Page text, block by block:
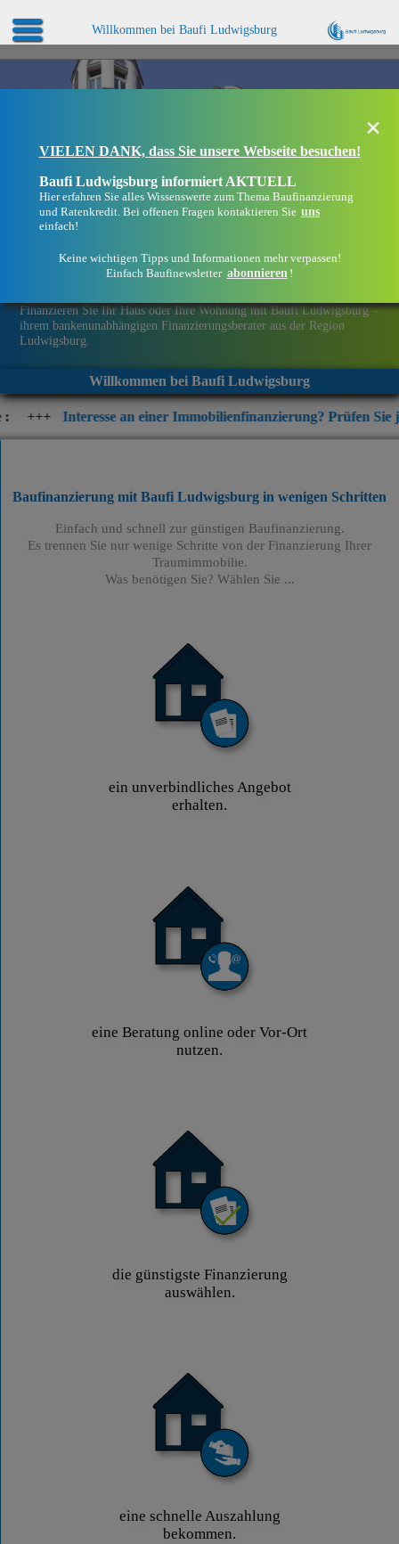
Willkommen bei Baufi Ludwigsburg
Finanzieren Sie Ihr Haus oder Ihre Wohnung mit Baufi Ludwigsburg –
ihrem bankenunabhängigen Finanzierungsberater aus der Region
Ludwigsburg.
Willkommen bei Baufi Ludwigsburg
an einer Immobilienfinanzierung? Prüfen Sie jetzt die
×
VIELEN DANK, dass Sie unsere Webseite besuchen!
Baufi Ludwigsburg informiert AKTUELL
Hier erfahren Sie alles Wissenswerte zum Thema Baufinanzierung
und Ratenkredit. Bei offenen Fragen kontaktieren Sie uns
einfach!
Keine wichtigen Tipps und Informationen mehr verpassen!
Einfach Baufinewsletter abonnieren !
Baufinanzierung mit Baufi Ludwigsburg in wenigen Schritten
Einfach und schnell zur günstigen Baufinanzierung.
Es trennen Sie nur wenige Schritte von der Finanzierung Ihrer
Traumimmobilie.
Was benötigen Sie? Wählen Sie ...
ein unverbindliches Angebot
erhalten.
eine Beratung online oder Vor-Ort
nutzen.
die günstigste Finanzierung
auswählen.
eine schnelle Auszahlung
bekommen.